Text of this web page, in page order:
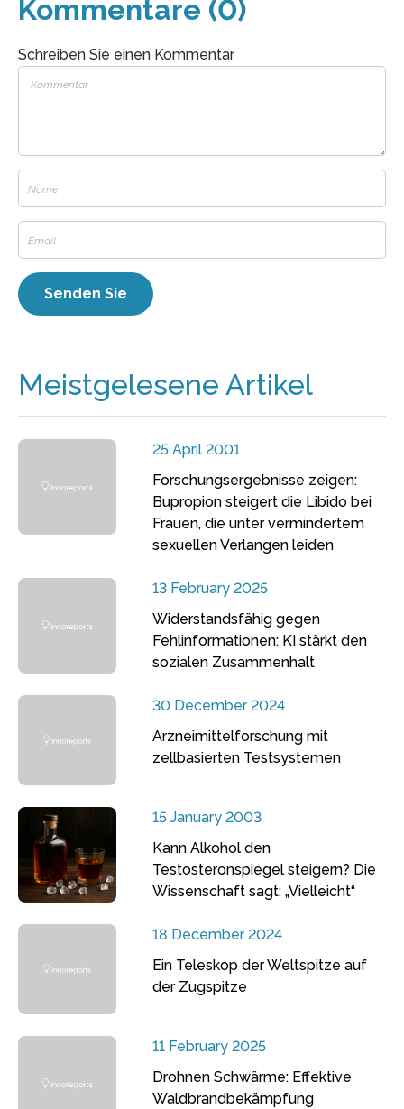
Kommentare (0)
Schreiben Sie einen Kommentar
Meistgelesene Artikel
25 April 2001
Forschungsergebnisse zeigen:
Bupropion steigert die Libido bei
Frauen, die unter vermindertem
sexuellen Verlangen leiden
13 February 2025
Widerstandsfähig gegen
Fehlinformationen: KI stärkt den
sozialen Zusammenhalt
30 December 2024
Arzneimittelforschung mit
zellbasierten Testsystemen
15 January 2003
Kann Alkohol den
Testosteronspiegel steigern? Die
Wissenschaft sagt: „Vielleicht“
18 December 2024
Ein Teleskop der Weltspitze auf
der Zugspitze
11 February 2025
Drohnen Schwärme: Effektive
Waldbrandbekämpfung